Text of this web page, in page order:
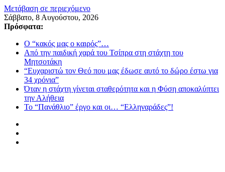
Μετάβαση σε περιεχόμενο
Σάββατο, 8 Αυγούστου, 2026
Πρόσφατα:
Ο “κακός μας ο καιρός”…
Από την παιδική χαρά του Τσίπρα στη στάχτη του
Μητσοτάκη
“Ευχαριστώ τον Θεό που μας έδωσε αυτό το δώρο έστω για
34 χρόνια”
Όταν η στάχτη γίνεται σταθερότητα και η Φύση αποκαλύπτει
την Αλήθεια
Το “Πανάθλιο” έργο και οι… “Ελληναράδες”!